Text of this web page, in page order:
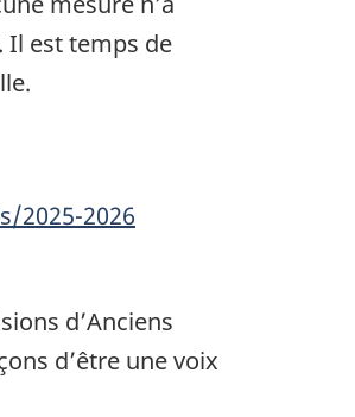
Il est temps de
2025-2026
d’Anciens
d’être une voix